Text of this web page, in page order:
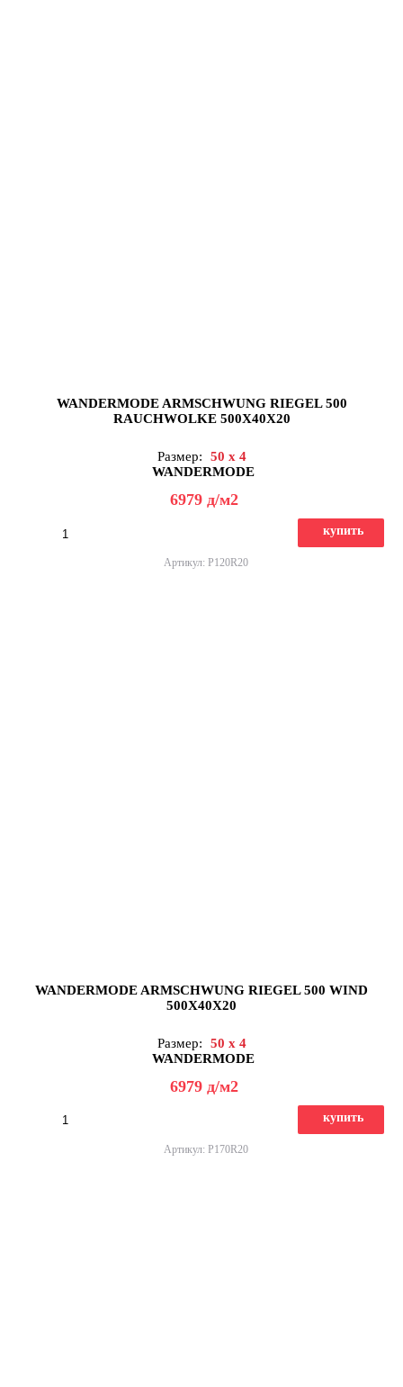
WANDERMODE ARMSCHWUNG RIEGEL 500
RAUCHWOLKE 500X40X20
Размер:
50 x 4
WANDERMODE
6979 д/м2
купить
Артикул: P120R20
WANDERMODE ARMSCHWUNG RIEGEL 500 WIND
500X40X20
Размер:
50 x 4
WANDERMODE
6979 д/м2
купить
Артикул: P170R20